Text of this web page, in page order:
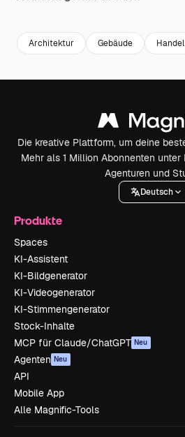
Architektur Gebäude Handel
Die kreative Plattform, um deine
Mehr als 1 Million Abonnenten unter
Agenturen und
Deutsch
Produkte
Spaces
KI-Assistent
KI-Bildgenerator
KI-Videogenerator
KI-Stimmengenerator
Stock-Inhalte
MCP für Claude/ChatGPT Neu
Agenten Neu
API
Mobile App
Alle Magnific-Tools